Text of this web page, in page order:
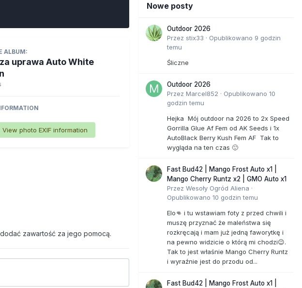
ALBUM:
uprawa Auto White
View photo EXIF information
zawartość za jego pomocą.
Nowe posty
Outdoor 2026
Przez stix33 · Opublikowano 9 godzin
temu
Śliczne
Outdoor 2026
Przez Marcel852 · Opublikowano 10
godzin temu
Hejka Mój outdoor na 2026 to 2x Speed
Gorrilla Glue Af Fem od AK Seeds i 1x
AutoBlack Berry Kush Fem AF Tak to
wygląda na ten czas 🙂
Fast Bud42 | Mango Frost Auto x1 |
Mango Cherry Runtz x2 | GMO Auto x1
Przez Wesoły Ogród Aliena ·
Opublikowano 10 godzin temu
Elo👊 i tu wstawiam foty z przed chwili i
muszę przyznać że maleństwa się
rozkręcają i mam już jedną faworytkę i
na pewno widzicie o którą mi chodzi😉.
Tak to jest właśnie Mango Cherry Runtz
i wyraźnie jest do przodu od...
Fast Bud42 | Mango Frost Auto x1 |